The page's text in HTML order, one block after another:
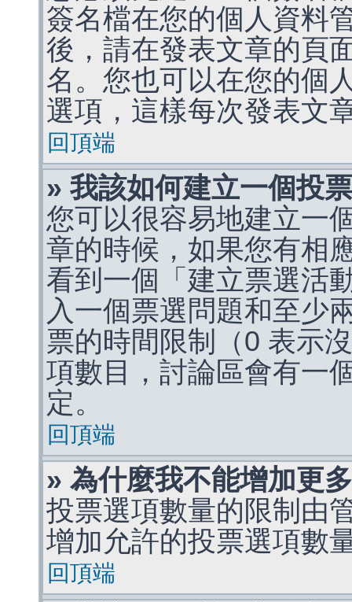
簽名檔在您的個人資料
後，請在發表文章的頁
名。您也可以在您的個
選項，這樣每次發表文
回頂端
» 我該如何建立一個投
您可以很容易地建立一
章的時候，如果您有相
看到一個「建立票選活
入一個票選問題和至少
票的時間限制（0 表示
項數目，討論區會有一
定。
回頂端
» 為什麼我不能增加更
投票選項數量的限制由
增加允許的投票選項數
回頂端